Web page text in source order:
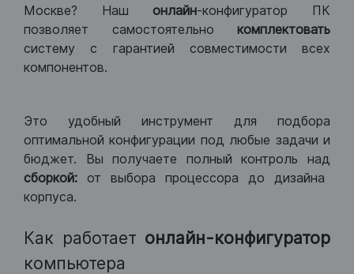
Москве? Нашонлайн-конфигуратор ПК
позволяет самостоятельно комплектовать
систему с гарантией совместимости всех
компонентов.
Это удобный инструмент для подбора
оптимальной конфигурации под любые задачи и
бюджет. Вы получаете полный контроль над
сборкой: от выбора процессора до дизайна
корпуса.
Как работает онлайн-конфигуратор
компьютера